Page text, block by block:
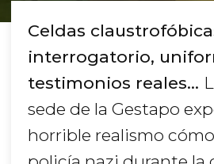
Celdas
interrogatorio,
testimonios reales...
sede de la Gestapo
horrible realismo